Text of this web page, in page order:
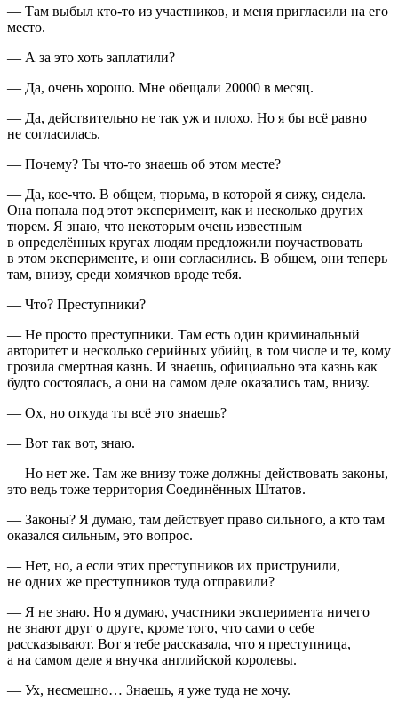
— Там выбыл кто-то из участников, и меня пригласили на его
место.
— А за это хоть заплатили?
— Да, очень хорошо. Мне обещали 20000 в месяц.
— Да, действительно не так уж и плохо. Но я бы всё равно
не согласилась.
— Почему? Ты что-то знаешь об этом месте?
— Да, кое-что. В общем, тюрьма, в которой я сижу, сидела.
Она попала под этот эксперимент, как и несколько других
тюрем. Я знаю, что некоторым очень известным
в определённых кругах людям предложили поучаствовать
в этом эксперименте, и они согласились. В общем, они теперь
там, внизу, среди хомячков вроде тебя.
— Что? Преступники?
— Не просто преступники. Там есть один криминальный
авторитет и несколько серийных убийц, в том числе и те, кому
грозила смертная казнь. И знаешь, официально эта казнь как
будто состоялась, а они на самом деле оказались там, внизу.
— Ох, но откуда ты всё это знаешь?
— Вот так вот, знаю.
— Но нет же. Там же внизу тоже должны действовать законы,
это ведь тоже территория Соединённых Штатов.
— Законы? Я думаю, там действует право сильного, а кто там
оказался сильным, это вопрос.
— Нет, но, а если этих преступников их приструнили,
не одних же преступников туда отправили?
— Я не знаю. Но я думаю, участники эксперимента ничего
не знают друг о друге, кроме того, что сами о себе
рассказывают. Вот я тебе рассказала, что я преступница,
а на самом деле я внучка английской королевы.
— Ух, несмешно… Знаешь, я уже туда не хочу.